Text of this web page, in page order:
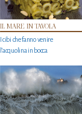
IL MARE IN TAVOLA
I cibi che fanno venire
l’acquolina in bocca